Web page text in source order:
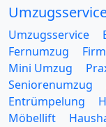
Umzugsservice
Fernumzug
Mini Umzug
Seniorenumzug
Entrümpelung
Möbellift